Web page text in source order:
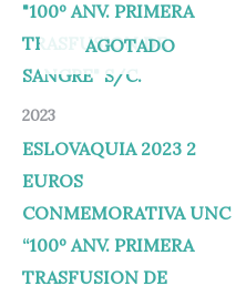
AGOTADO
2023
ESLOVAQUIA 2023 2
EUROS
CONMEMORATIVA UNC
“100º ANV. PRIMERA
TRASFUSION DE